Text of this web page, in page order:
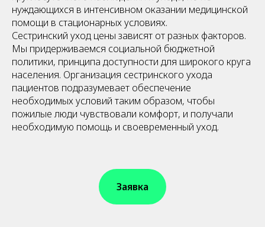
нуждающихся в интенсивном оказании медицинской
помощи в стационарных условиях.
Сестринский уход цены зависят от разных факторов.
Мы придерживаемся социальной бюджетной
политики, принципа доступности для широкого круга
населения. Организация сестринского ухода
пациентов подразумевает обеспечение
необходимых условий таким образом, чтобы
пожилые люди чувствовали комфорт, и получали
необходимую помощь и своевременный уход.
Заявка